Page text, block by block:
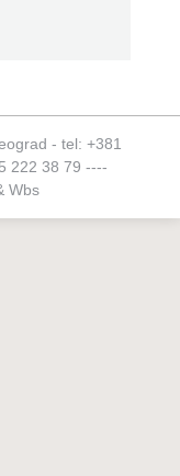
- tel: +381
222 38 79 ----
Wbs